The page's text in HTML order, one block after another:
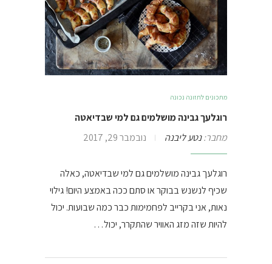
מתכונים לתזונה נכונה
רוגלעך גבינה מושלמים גם למי שבדיאטה
מחבר:נטע ליבנה נובמבר 29, 2017
רוגלעך גבינה מושלמים גם למי שבדיאטה, כאלה
שכיף לנשנש בבוקר או סתם ככה באמצע היום! גילוי
נאות, אני בקרייב לפחמימות כבר כמה שבועות. יכול
להיות שזה מזג האוויר שהתקרר, יכול…